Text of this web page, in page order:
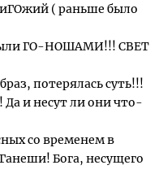
( раньше было
ГО-НОШАМИ!!! СВЕТ
потерялась суть!!!
и несут ли они что-
со временем в
Бога, несущего